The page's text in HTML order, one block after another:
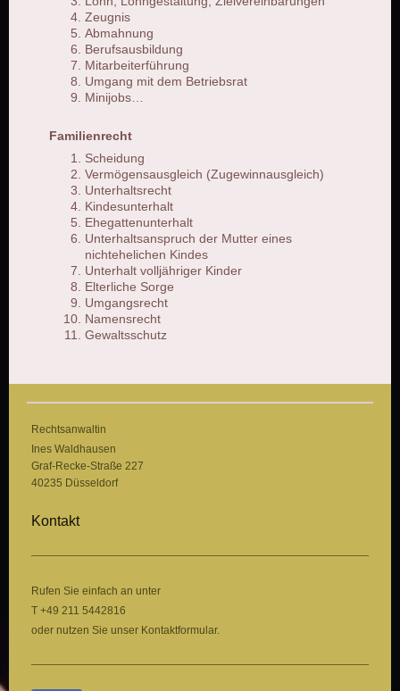
Zeugnis
Abmahnung
Berufsausbildung
Mitarbeiterführung
Umgang mit dem Betriebsrat
Minijobs…
Familienrecht
Scheidung
Vermögensausgleich (Zugewinnausgleich)
Unterhaltsrecht
Kindesunterhalt
Ehegattenunterhalt
Unterhaltsanspruch der Mutter eines
nichtehelichen Kindes
Unterhalt volljähriger Kinder
Elterliche Sorge
Umgangsrecht
Namensrecht
Gewaltsschutz
Rechtsanwaltin
Ines Waldhausen
Graf-Recke-Straße 227
40235 Düsseldorf
Kontakt
Rufen Sie einfach an unter
T +49 211 5442816
oder nutzen Sie unser Kontaktformular.